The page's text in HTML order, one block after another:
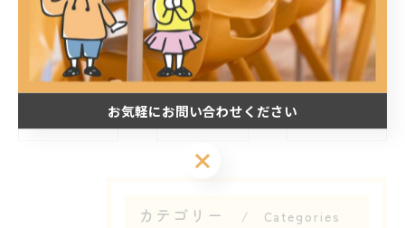
一覧に戻る
カテゴリー Categories
お気軽にお問い合わせください
お気軽にお問い合わせください